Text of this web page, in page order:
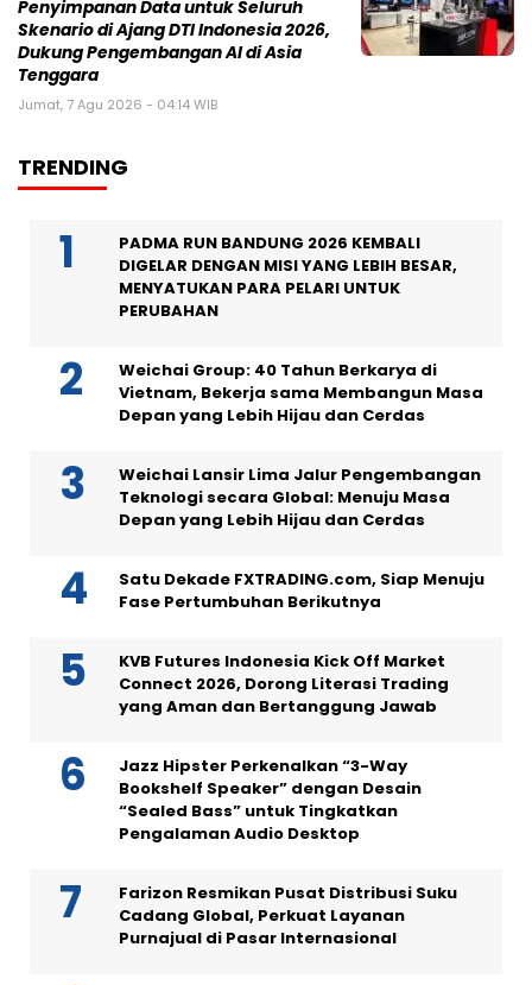
Penyimpanan Data untuk Seluruh
Skenario di Ajang DTI Indonesia 2026,
Dukung Pengembangan AI di Asia
Tenggara
Jumat, 7 Agu 2026 - 04:14 WIB
TRENDING
PADMA RUN BANDUNG 2026 KEMBALI
DIGELAR DENGAN MISI YANG LEBIH BESAR,
MENYATUKAN PARA PELARI UNTUK
PERUBAHAN
Weichai Group: 40 Tahun Berkarya di
Vietnam, Bekerja sama Membangun Masa
Depan yang Lebih Hijau dan Cerdas
Weichai Lansir Lima Jalur Pengembangan
Teknologi secara Global: Menuju Masa
Depan yang Lebih Hijau dan Cerdas
Satu Dekade FXTRADING.com, Siap Menuju
Fase Pertumbuhan Berikutnya
KVB Futures Indonesia Kick Off Market
Connect 2026, Dorong Literasi Trading
yang Aman dan Bertanggung Jawab
Jazz Hipster Perkenalkan “3-Way
Bookshelf Speaker” dengan Desain
“Sealed Bass” untuk Tingkatkan
Pengalaman Audio Desktop
Farizon Resmikan Pusat Distribusi Suku
Cadang Global, Perkuat Layanan
Purnajual di Pasar Internasional